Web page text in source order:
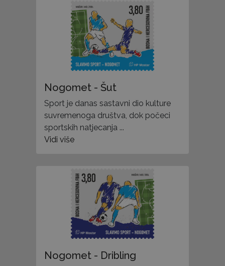
Nogomet - Šut
Sport je danas sastavni dio kulture
suvremenoga društva, dok počeci
sportskih natjecanja ...
Vidi više
Nogomet - Dribling